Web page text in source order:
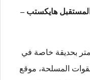
المستقبل هايكستب –
امتلك شقة أرضي مميزة بمساحة 140 متر بحديقة خاصة في
المسلحة، موقع